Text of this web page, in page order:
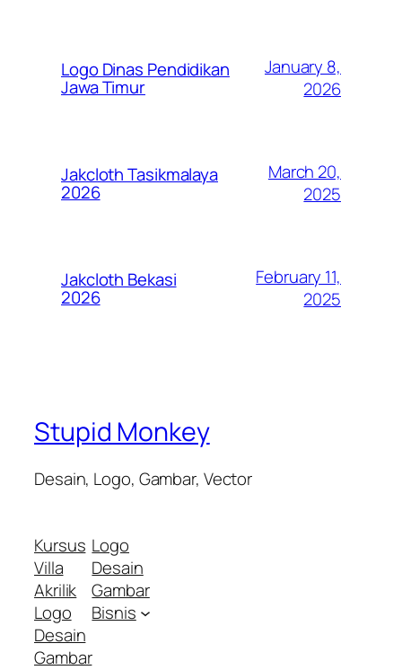
Logo Dinas Pendidikan
Jawa Timur
January 8,
2026
Jakcloth Tasikmalaya
2026
March 20,
2025
Jakcloth Bekasi
2026
February 11,
2025
Stupid Monkey
Desain, Logo, Gambar, Vector
Kursus
Villa
Akrilik
Logo
Desain
Gambar
Logo
Desain
Gambar
Bisnis